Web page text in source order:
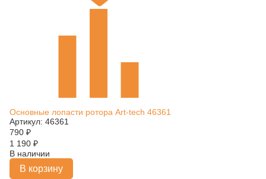
Основные лопасти ротора Art-tech 46361
Артикул: 46361
790 ₽
1 190 ₽
В наличии
В корзину